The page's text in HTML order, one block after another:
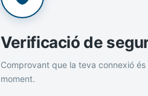
Verificació de
Comprovant que la teva connexió és
moment.